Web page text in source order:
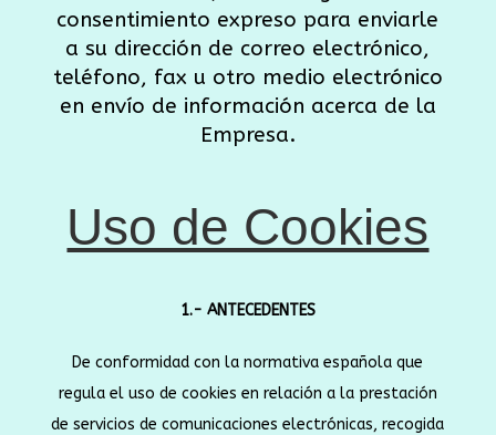
consentimiento expreso para enviarle
a su dirección de correo electrónico,
teléfono, fax u otro medio electrónico
en envío de información acerca de la
Empresa.
Uso de Cookies
1.- ANTECEDENTES
De conformidad con la normativa española que
regula el uso de cookies en relación a la prestación
de servicios de comunicaciones electrónicas, recogida